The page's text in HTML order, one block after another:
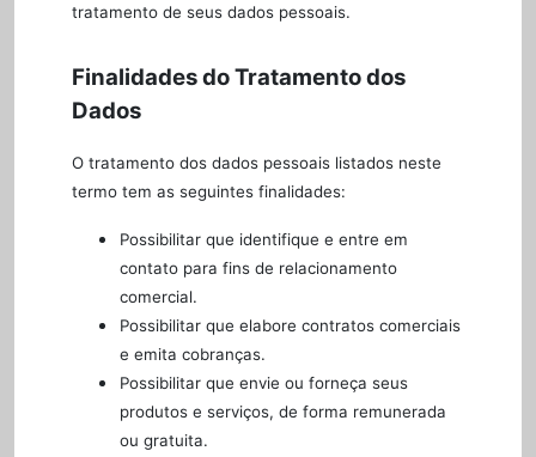
tratamento de seus dados pessoais.
Finalidades do Tratamento dos
Dados
O tratamento dos dados pessoais listados neste
termo tem as seguintes finalidades:
Possibilitar que identifique e entre em
contato para fins de relacionamento
comercial.
Possibilitar que elabore contratos comerciais
e emita cobranças.
Possibilitar que envie ou forneça seus
produtos e serviços, de forma remunerada
ou gratuita.